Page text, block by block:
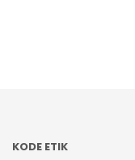
KODE ETIK